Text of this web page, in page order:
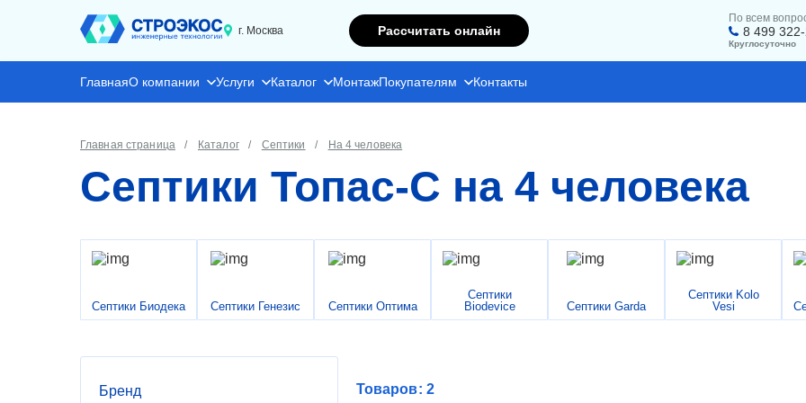
г. Москва Рассчитать онлайн
По всем
8 499
Круглосуточно
ГлавнаяО компании Услуги Каталог МонтажПокупателям Контакты
Главная страница Каталог Септики На 4 человека
Септики Топас-С на 4 человека
Септики Биодека Септики Генезис Септики Оптима
Септики
Biodevice
Септики Garda
Септики Kolo
Vesi
Бренд Товаров: 2